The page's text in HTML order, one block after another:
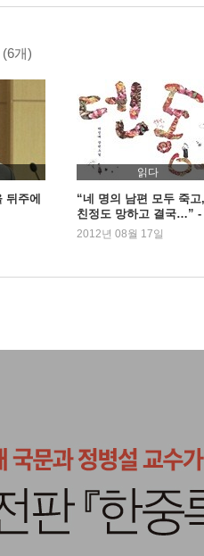
(6개)
뒤주에
읽다
“네 명의 남편 모두 죽고,
친정도 망하고 결국…” -
『덴동어미전』 박정애
2012년 08월 17일